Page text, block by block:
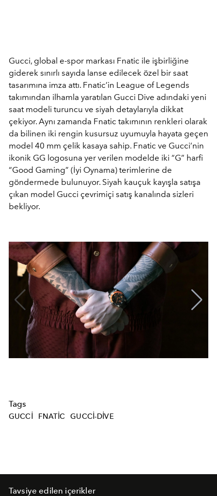
Gucci, global e-spor markası Fnatic ile işbirliğine
giderek sınırlı sayıda lanse edilecek özel bir saat
tasarımına imza attı. Fnatic’in League of Legends
takımından ilhamla yaratılan Gucci Dive adındaki yeni
saat modeli turuncu ve siyah detaylarıyla dikkat
çekiyor. Aynı zamanda Fnatic takımının renkleri olarak
da bilinen iki rengin kusursuz uyumuyla hayata geçen
model 40 mm çelik kasaya sahip. Fnatic ve Gucci’nin
ikonik GG logosuna yer verilen modelde iki “G” harfi
“Good Gaming” (İyi Oynama) terimlerine de
göndermede bulunuyor. Siyah kauçuk kayışla satışa
çıkan model Gucci çevrimiçi satış kanalında sizleri
bekliyor.
Tags
GUCCI FNATIC GUCCI-DIVE
Tavsiye edilen içerikler